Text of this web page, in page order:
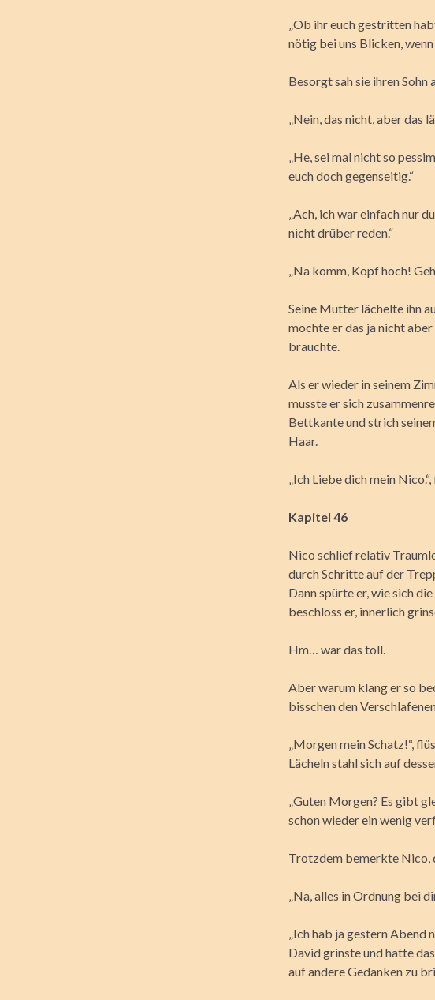
„Ob ihr euch gestritten
nötig bei uns Blicken, wenn
Besorgt sah sie ihren
„Nein, das nicht, aber das
„He, sei mal nicht so
euch doch gegenseitig.“
„Ach, ich war einfach nur
nicht drüber reden.“
„Na komm, Kopf hoch!
Seine Mutter lächelte ihn
mochte er das ja nicht
brauchte.
Als er wieder in seinem
musste er sich
Bettkante und strich
Haar.
„Ich Liebe dich mein
Kapitel 46
Nico schlief relativ
durch Schritte auf der
Dann spürte er, wie sich
beschloss er, innerlich
Hm… war das toll.
Aber warum klang er so
bisschen den
„Morgen mein Schatz!“,
Lächeln stahl sich auf
„Guten Morgen? Es gibt
schon wieder ein wenig
Trotzdem bemerkte Nico,
„Na, alles in Ordnung bei
„Ich hab ja gestern Abend
David grinste und hatte
auf andere Gedanken zu